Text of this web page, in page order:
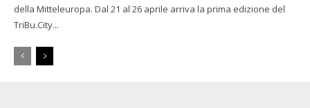
della Mitteleuropa. Dal 21 al 26 aprile arriva la prima edizione del
TriBu.City...